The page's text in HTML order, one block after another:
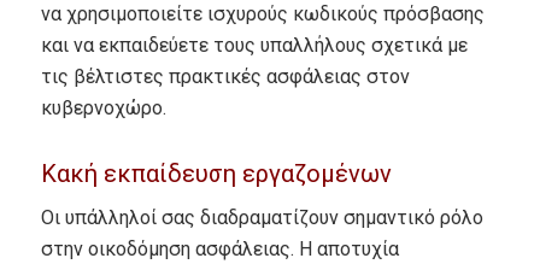
να χρησιμοποιείτε ισχυρούς κωδικούς πρόσβασης
και να εκπαιδεύετε τους υπαλλήλους σχετικά με
τις βέλτιστες πρακτικές ασφάλειας στον
κυβερνοχώρο.
Κακή εκπαίδευση εργαζομένων
Οι υπάλληλοί σας διαδραματίζουν σημαντικό ρόλο
στην οικοδόμηση ασφάλειας. Η αποτυχία